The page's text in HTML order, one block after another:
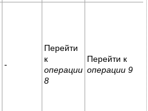
-
Перейти
к
операции
8
Перейти к
операции 9